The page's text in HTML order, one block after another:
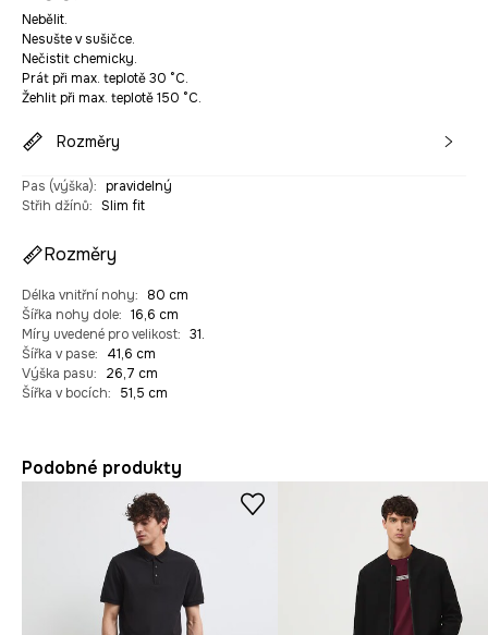
Nebělit.
Nesušte v sušičce.
Nečistit chemicky.
Prát při max. teplotě 30 °C.
Žehlit při max. teplotě 150 °C.
Rozměry
Pas (výška): pravidelný
Střih džínů: Slim fit
Rozměry
Délka vnitřní nohy:
80 cm
Šířka nohy dole: 16,6 cm
Míry uvedené pro velikost: 31.
Šířka v pase:
41,6 cm
Výška pasu:
26,7 cm
Šířka v bocích: 51,5 cm
Podobné produkty